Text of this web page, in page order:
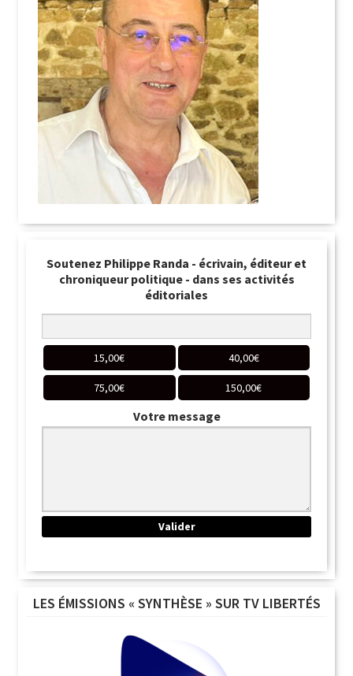
Soutenez Philippe Randa - écrivain, éditeur et
chroniqueur politique - dans ses activités
éditoriales
15,00€ 40,00€
75,00€ 150,00€
Votre message
LES ÉMISSIONS « SYNTHÈSE » SUR TV LIBERTÉS